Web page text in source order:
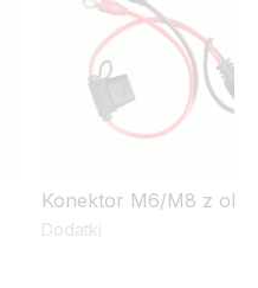
Konektor M6/M8 z
Dodatki